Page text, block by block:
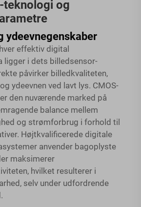
teknologi og
ydeevnegenskaber
effektiv digital
ligger i dets billedsensor-
påvirker billedkvaliteten,
ydeevnen ved lavt lys. CMOS-
den nuværende marked på
balance mellem
og strømforbrug i forhold til
Højtkvalificerede digitale
anvender bagoplyste
maksimerer
hvilket resulterer i
selv under udfordrende